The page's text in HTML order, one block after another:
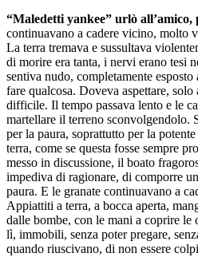
“Maledetti yankee” urlò
continuavano a cadere vicino, molto
La terra tremava e sussultava
di morire era tanta, i nervi erano tesi
sentiva nudo, completamente
fare qualcosa. Doveva aspettare, solo
difficile. Il tempo passava lento e le
martellare il terreno sconvolgendolo.
per la paura, soprattutto per la
terra, come se questa fosse sempre
messo in discussione, il boato
impediva di ragionare, di comporre
paura. E le granate continuavano a
Appiattiti a terra, a bocca aperta,
dalle bombe, con le mani a coprire
lì, immobili, senza poter pregare,
quando riuscivano, di non essere